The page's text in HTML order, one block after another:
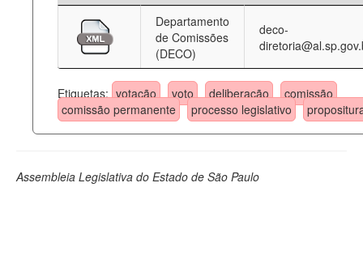
Departamento
de Comissões
(DECO)
deco-
Etiquetas: votação voto deliberação
comissão
comissão permanente
processo legislativo
Assembleia Legislativa do Estado de São Paulo